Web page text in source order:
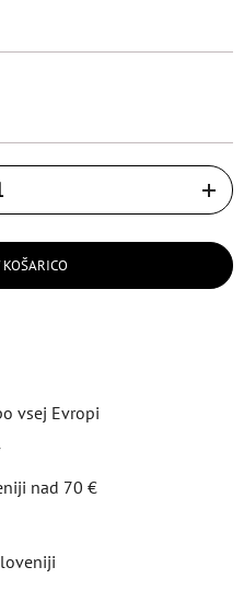
vsej Evropi
nad 70 €